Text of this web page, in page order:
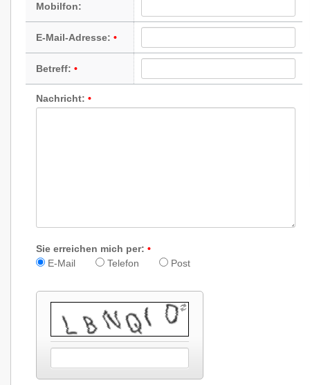
Mobilfon:
E-Mail-Adresse:
Betreff:
Nachricht:
Sie erreichen mich per:
E-Mail
Telefon Post